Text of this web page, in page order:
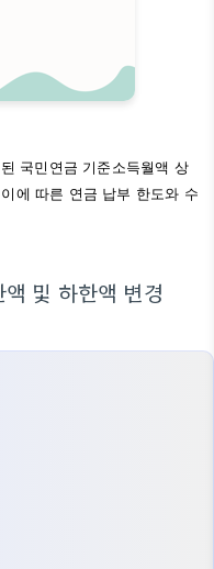
국민연금 기준소득월액 상
에 따른 연금 납부 한도와 수
및 하한액 변경